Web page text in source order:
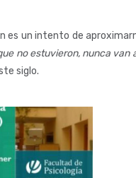
es un intento de
no estuvieron, nunca van
siglo.